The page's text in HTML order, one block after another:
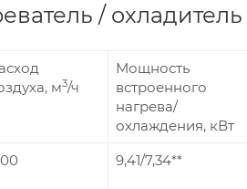
/
м3/ч
Мощность
встроенного
нагрева/
охлаждения, кВт
9,41/7,34**